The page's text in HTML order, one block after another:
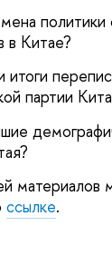
в Китае?
итоги
партии
материалов
ссылке.